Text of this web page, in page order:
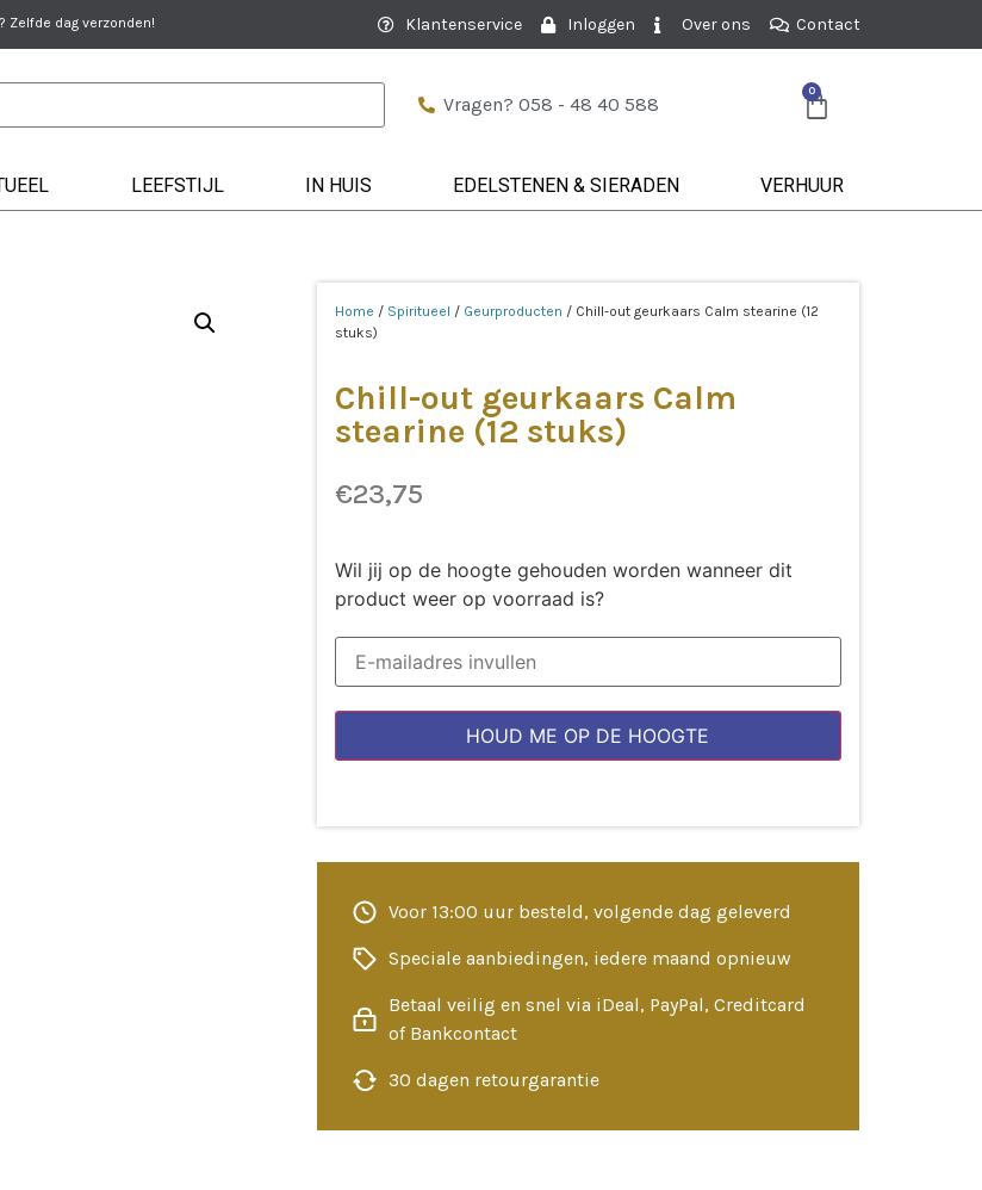
Zelfde dag verzonden! Klantenservice Inloggen Over ons Contact
Vragen? 058 - 48 40 588
0
LEEFSTIJL IN HUIS EDELSTENEN & SIERADEN VERHUUR
Home / Spiritueel / Geurproducten / Chill-out geurkaars Calm stearine (12
stuks)
Chill-out geurkaars Calm
stearine (12 stuks)
€23,75
Wil jij op de hoogte gehouden worden wanneer dit
product weer op voorraad is?
HOUD ME OP DE HOOGTE
Voor 13:00 uur besteld, volgende dag geleverd
Speciale aanbiedingen, iedere maand opnieuw
Betaal veilig en snel via iDeal, PayPal, Creditcard
of Bankcontact
30 dagen retourgarantie